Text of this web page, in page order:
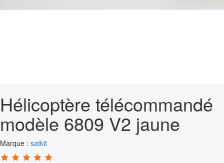
Hélicoptère télécommandé
modèle 6809 V2 jaune
Marque : satkit